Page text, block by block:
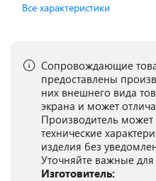
Все характеристики
Сопровождающие
предоставлены
них внешнего вида
экрана и может
Производитель может
технические
изделия без
Уточняйте важные
Изготовитель: